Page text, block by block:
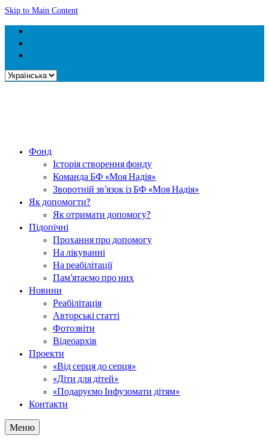
Skip to Main Content
Вибрати
Фонд
Історія створення фонду
Команда БФ «Моя Надія»
Зворотній зв’язок із БФ «Моя Надія»
Як допомогти?
Як отримати допомогу?
Підопічні
Прохання про допомогу
На лікуванні
На реабілітації
Пам’ятаємо про них
Новини
Реабілітація
Авторські статті
Фотозвіти
Відеоархів
Проекти
«Від серця до серця»
«Діти для дітей»
«Подаруємо Інфузомати дітям»
Контакти
Меню